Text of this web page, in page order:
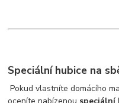
Speciální hubice na
Pokud vlastníte domácího